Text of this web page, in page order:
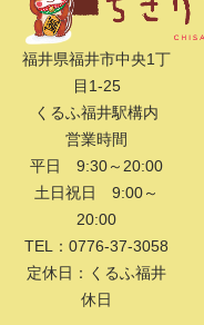
福井県福井市中央1丁
目1-25
くるふ福井駅構内
営業時間
平日 9:30～20:00
土日祝日 9:00～
20:00
TEL：0776-37-3058
定休日：くるふ福井
休日